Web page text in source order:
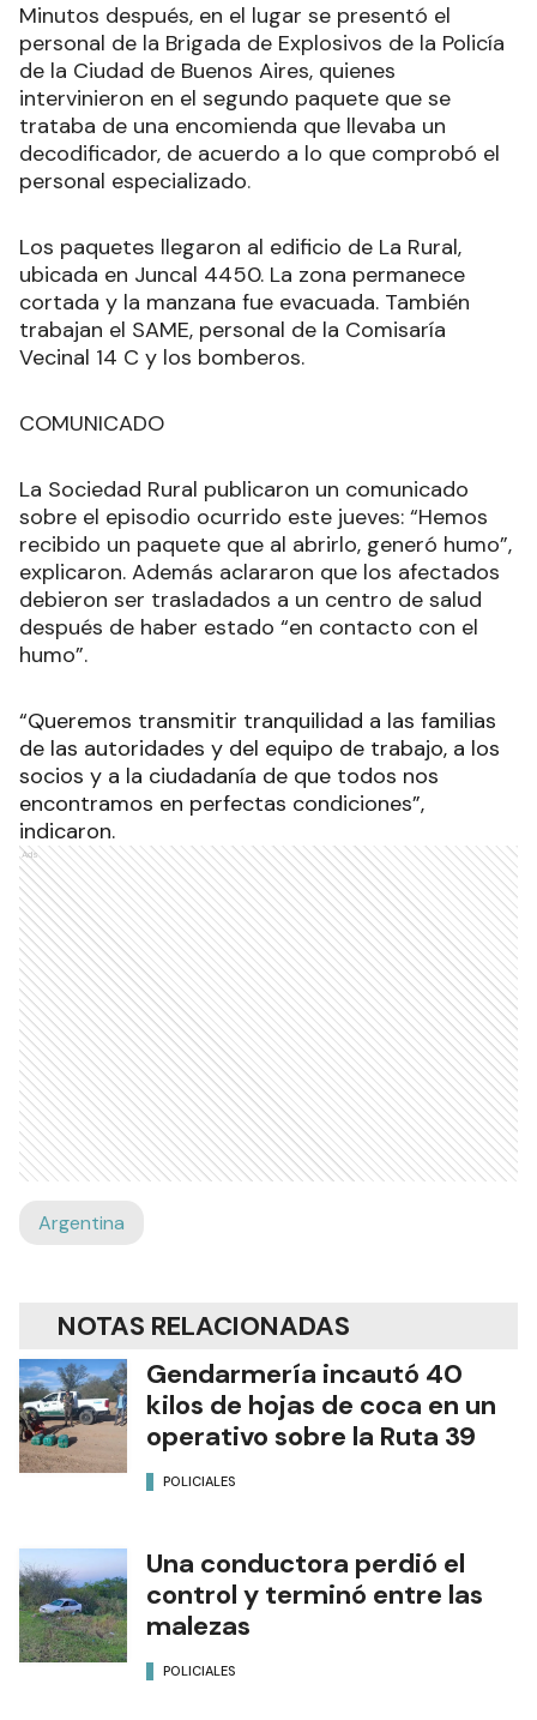
Minutos después, en el lugar se presentó el
personal de la Brigada de Explosivos de la Policía
de la Ciudad de Buenos Aires, quienes
intervinieron en el segundo paquete que se
trataba de una encomienda que llevaba un
decodificador, de acuerdo a lo que comprobó el
personal especializado.
Los paquetes llegaron al edificio de La Rural,
ubicada en Juncal 4450. La zona permanece
cortada y la manzana fue evacuada. También
trabajan el SAME, personal de la Comisaría
Vecinal 14 C y los bomberos.
COMUNICADO
La Sociedad Rural publicaron un comunicado
sobre el episodio ocurrido este jueves: “Hemos
recibido un paquete que al abrirlo, generó humo”,
explicaron. Además aclararon que los afectados
debieron ser trasladados a un centro de salud
después de haber estado “en contacto con el
humo”.
“Queremos transmitir tranquilidad a las familias
de las autoridades y del equipo de trabajo, a los
socios y a la ciudadanía de que todos nos
encontramos en perfectas condiciones”,
indicaron.
Ads
Argentina
NOTAS RELACIONADAS
Gendarmería incautó 40
kilos de hojas de coca en un
operativo sobre la Ruta 39
POLICIALES
Una conductora perdió el
control y terminó entre las
malezas
POLICIALES